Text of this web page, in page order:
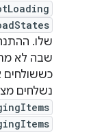
שלו.
שבה לא
כששולחים
נשלחים